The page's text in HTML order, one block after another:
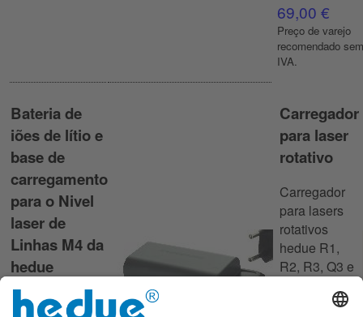
69,00 €
Preço de varejo
recomendado sem
IVA.
Bateria de
iões de lítio e
base de
carregamento
para o Nivel
laser de
Linhas M4 da
hedue
Uma bateria
Carregador
para laser
rotativo
Carregador
para lasers
rotativos
hedue R1,
R2, R3, Q3 e